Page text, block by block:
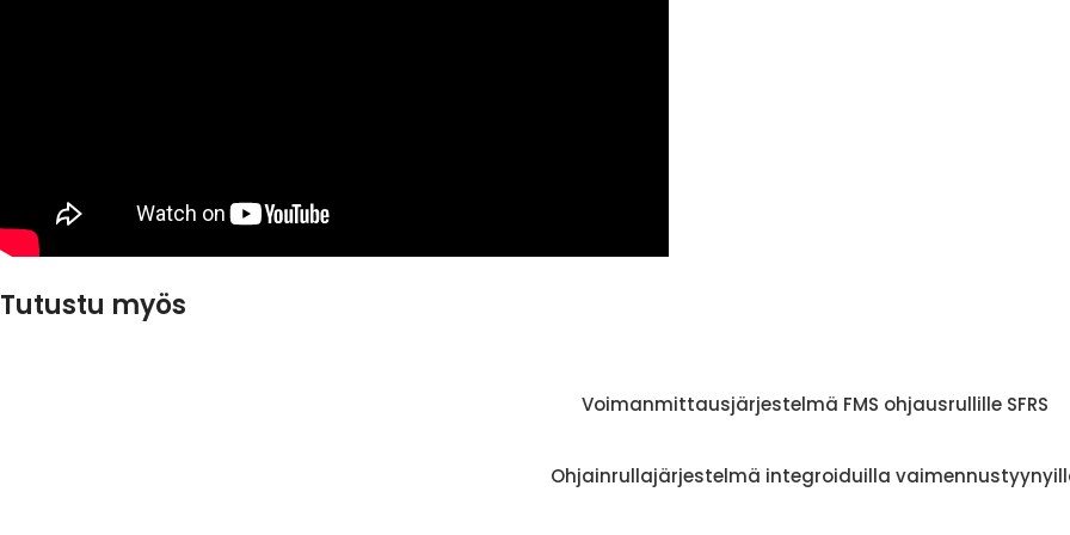
Tutustu myös
Voimanmittausjärjestelmä FMS ohjausrullille SFRS
Ohjainrullajärjestelmä integroiduilla